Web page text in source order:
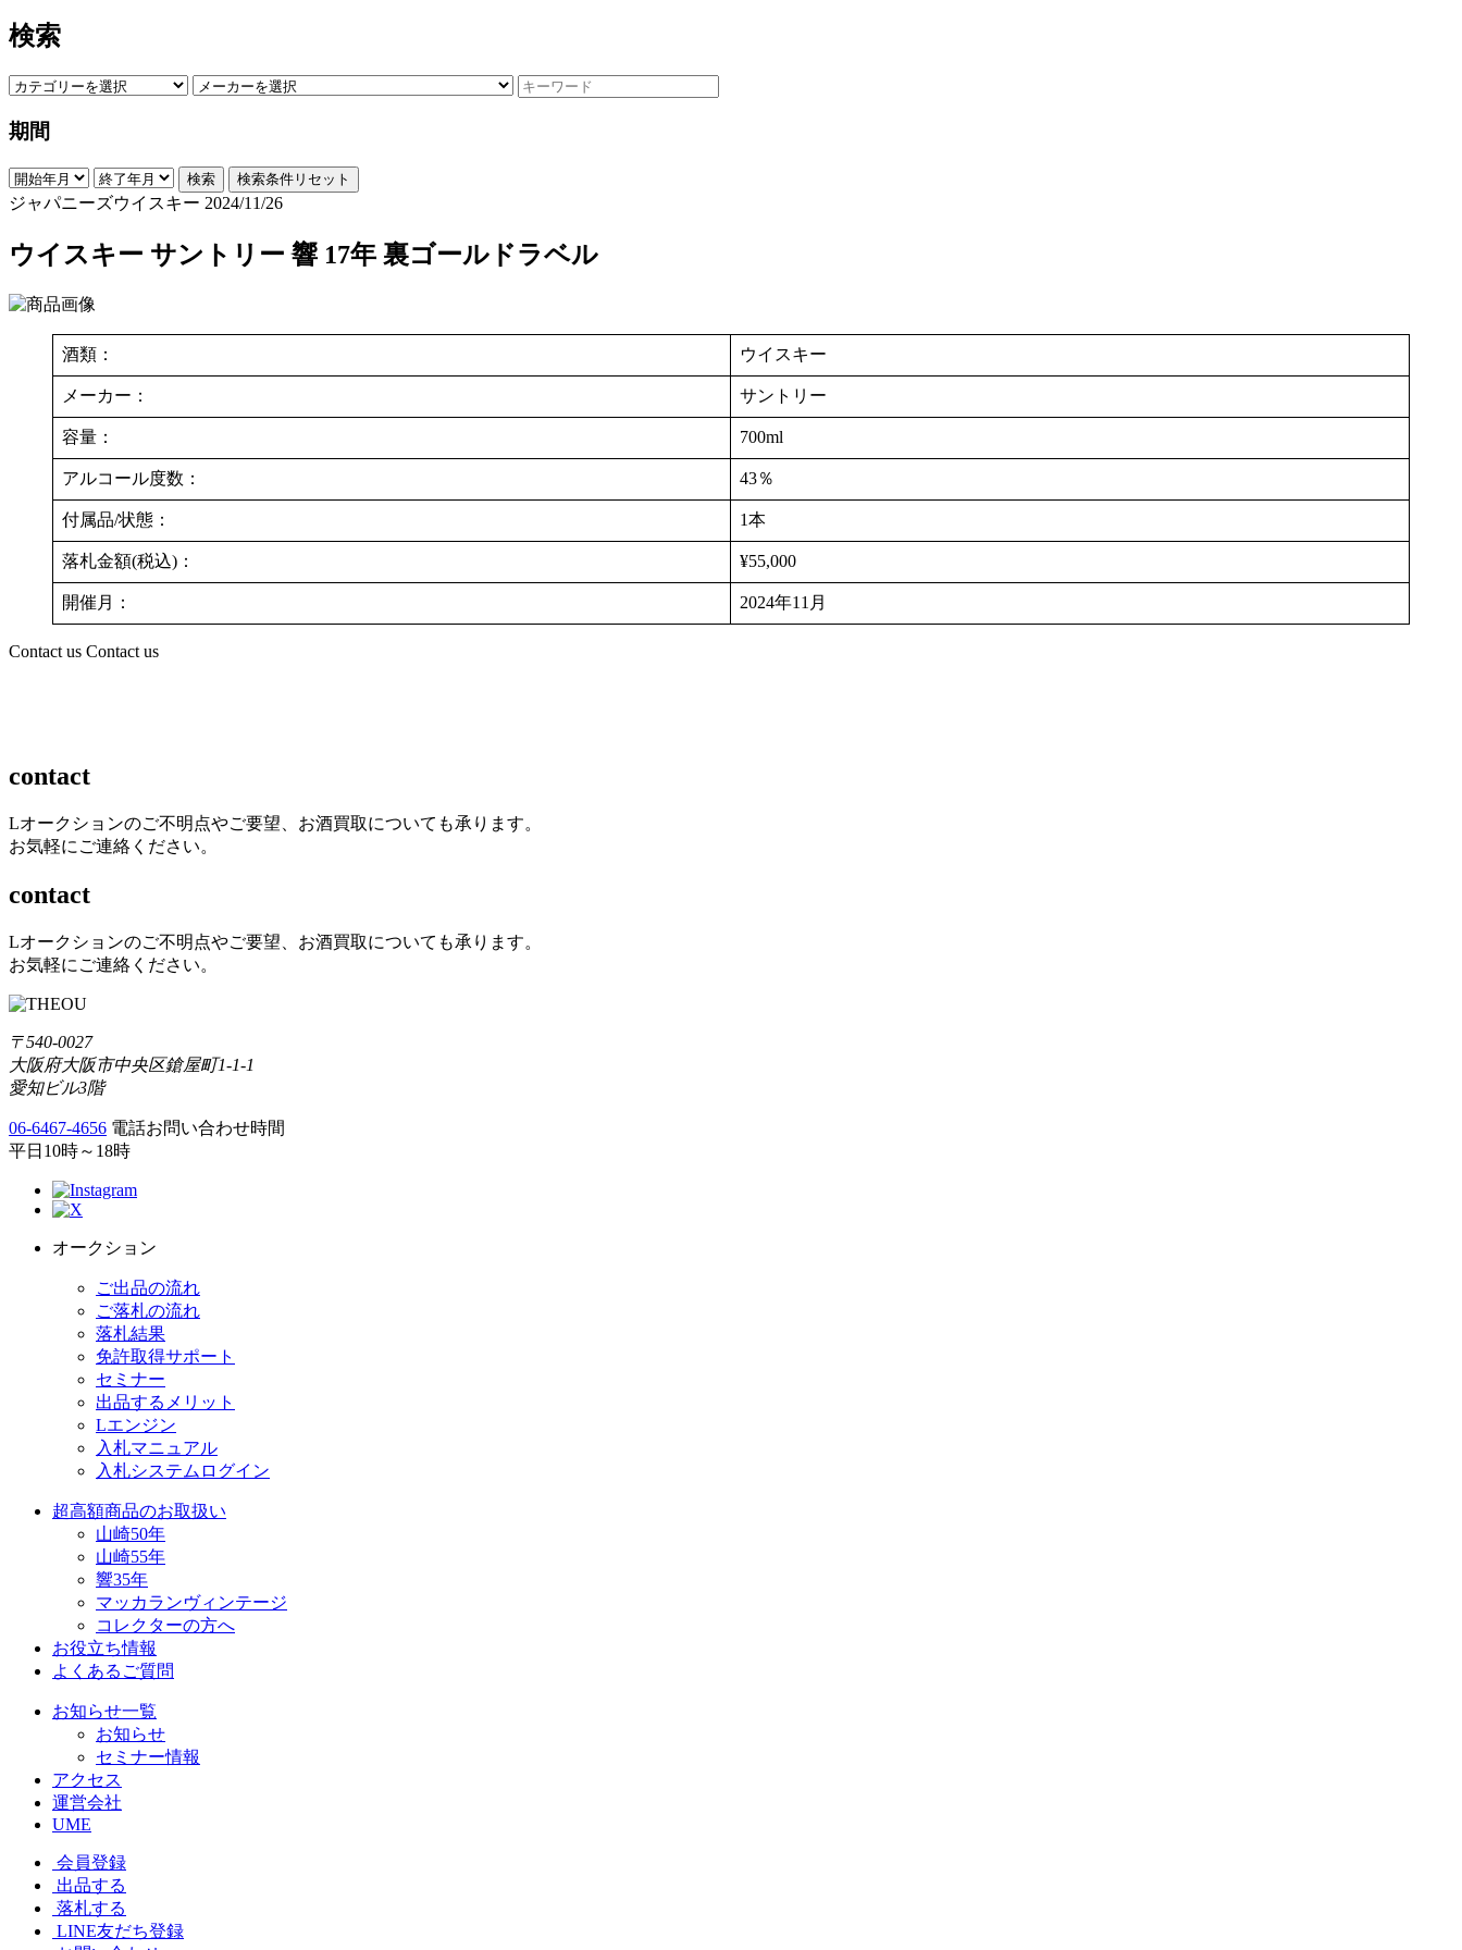
検索
期間
検索 検索条件リセット
ジャパニーズウイスキー 2024/11/26
ウイスキー サントリー 響 17年 裏ゴールドラベル
酒類： ウイスキー
メーカー： サントリー
容量： 700ml
アルコール度数： 43％
付属品/状態： 1本
落札金額(税込)： ¥55,000
開催月： 2024年11月
Contact us Contact us
contact
Lオークションのご不明点やご要望、お酒買取についても承ります。
お気軽にご連絡ください。
contact
Lオークションのご不明点やご要望、お酒買取についても承ります。
お気軽にご連絡ください。
〒540-0027
大阪府大阪市中央区鎗屋町1-1-1
愛知ビル3階
06-6467-4656 電話お問い合わせ時間
平日10時～18時
オークション
ご出品の流れ
ご落札の流れ
落札結果
免許取得サポート
セミナー
出品するメリット
Lエンジン
入札マニュアル
入札システムログイン
超高額商品のお取扱い
山崎50年
山崎55年
響35年
マッカランヴィンテージ
コレクターの方へ
お役立ち情報
よくあるご質問
お知らせ一覧
お知らせ
セミナー情報
アクセス
運営会社
UME
会員登録
出品する
落札する
LINE友だち登録